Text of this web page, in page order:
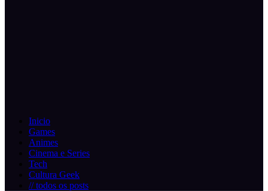
Inicio
Games
Animes
Cinema e Series
Tech
Cultura Geek
// todos os posts